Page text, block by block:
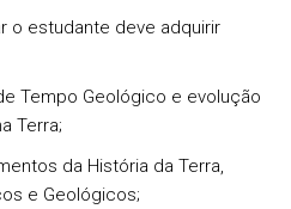
o estudante deve adquirir
Tempo Geológico e evolução
Terra;
da História da Terra,
e Geológicos;